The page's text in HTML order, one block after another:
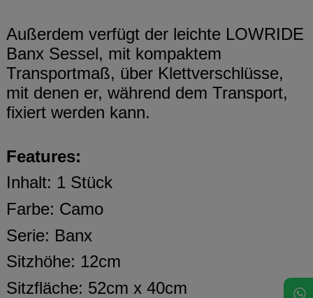
Außerdem verfügt der leichte LOWRIDE
Banx Sessel, mit kompaktem
Transportmaß, über Klettverschlüsse,
mit denen er, während dem Transport,
fixiert werden kann.
Features:
Inhalt: 1 Stück
Farbe: Camo
Serie: Banx
Sitzhöhe: 12cm
Sitzfläche: 52cm x 40cm